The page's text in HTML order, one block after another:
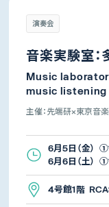
演奏会
音楽実験室
Music
music listening
主催：先端研×東京音
6月5日（金
6月6日（土）
4号館1階